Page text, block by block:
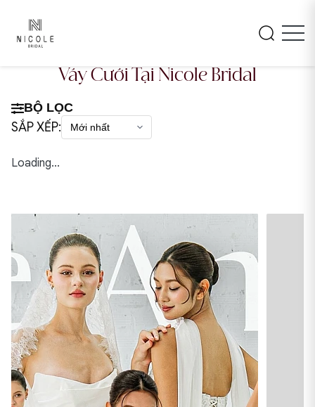
Váy Cưới Tại Nicole Bridal
BỘ LỌC
SẮP XẾP:
Loading...